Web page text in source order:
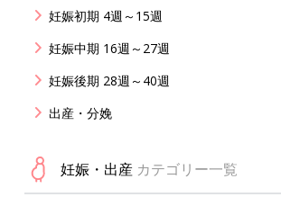
妊娠初期 4週～15週
妊娠中期 16週～27週
妊娠後期 28週～40週
出産・分娩
妊娠・出産 カテゴリー一覧